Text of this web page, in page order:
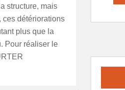
structure, mais
ces détériorations
plus que la
Pour réaliser le